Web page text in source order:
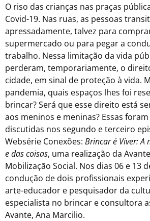
O riso das crianças nas praças
Covid-19. Nas ruas, as pessoas
apressadamente, talvez para
supermercado ou para pegar a
trabalho. Nessa limitação da vida
perderam, temporariamente, o
cidade, em sinal de proteção à vida.
pandemia, quais espaços lhes foi
brincar? Será que esse direito está
aos meninos e meninas? Essas
discutidas nos segundo e terceiro
Websérie Conexões: Brincar é Viver: A
e das coisas, uma realização da
Mobilização Social. Nos dias 06 e 13
condução de dois profissionais
arte-educador e pesquisador da
especialista no brincar e consultora
Avante, Ana Marcilio.